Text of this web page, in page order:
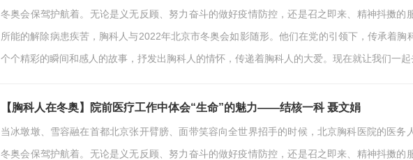
冬奥会保驾护航着。无论是义无反顾、努力奋斗的做好疫情防控，还是召之即来、精神抖擞的
所能的解除病患疾苦，胸科人与2022年北京市冬奥会如影随形。他们在党的引领下，传承着胸
个个精彩的瞬间和感人的故事，抒发出胸科人的情怀，传递着胸科人的大爱。现在就让我们一起
奥之城”。在庆祝这一盛会的喜悦之际，我接收到紧…
【胸科人在冬奥】院前医疗工作中体会“生命”的魅力——结核一科 聂文娟
当冰墩墩、雪容融在首都北京张开臂膀、面带笑容向全世界招手的时候，北京胸科医院的医务
冬奥会保驾护航着。无论是义无反顾、努力奋斗的做好疫情防控，还是召之即来、精神抖擞的